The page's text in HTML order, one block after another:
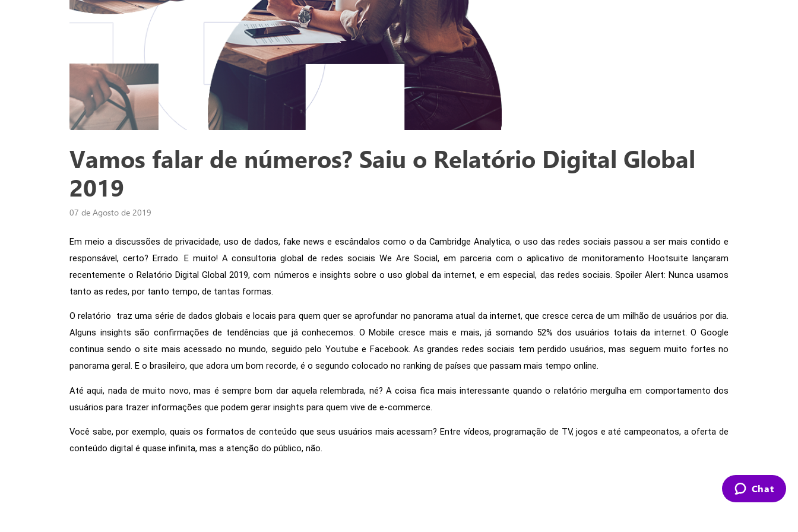
Vamos falar de números? Saiu o Relatório Digital Global
2019
07 de Agosto de 2019
Em meio a discussões de privacidade, uso de dados, fake news e escândalos como o da Cambridge Analytica, o uso das redes sociais passou a ser mais contido e
responsável, certo? Errado. E muito! A consultoria global de redes sociais We Are Social, em parceria com o aplicativo de monitoramento Hootsuite lançaram
recentemente o Relatório Digital Global 2019, com números e insights sobre o uso global da internet, e em especial, das redes sociais. Spoiler Alert: Nunca usamos
tanto as redes, por tanto tempo, de tantas formas.
O relatório  traz uma série de dados globais e locais para quem quer se aprofundar no panorama atual da internet, que cresce cerca de um milhão de usuários por dia.
Alguns insights são confirmações de tendências que já conhecemos. O Mobile cresce mais e mais, já somando 52% dos usuários totais da internet. O Google
continua sendo o site mais acessado no mundo, seguido pelo Youtube e Facebook. As grandes redes sociais tem perdido usuários, mas seguem muito fortes no
panorama geral. E o brasileiro, que adora um bom recorde, é o segundo colocado no ranking de países que passam mais tempo online.
Até aqui, nada de muito novo, mas é sempre bom dar aquela relembrada, né? A coisa fica mais interessante quando o relatório mergulha em comportamento dos
usuários para trazer informações que podem gerar insights para quem vive de e-commerce.
Você sabe, por exemplo, quais os formatos de conteúdo que seus usuários mais acessam? Entre vídeos, programação de TV, jogos e até campeonatos, a oferta de
conteúdo digital é quase infinita, mas a atenção do público, não.
Nós utilizamos cookies
experiência de usuário.
Consulte nossapolítica de cookiespara
Aceitar tudo
Apenas necessários
Chat